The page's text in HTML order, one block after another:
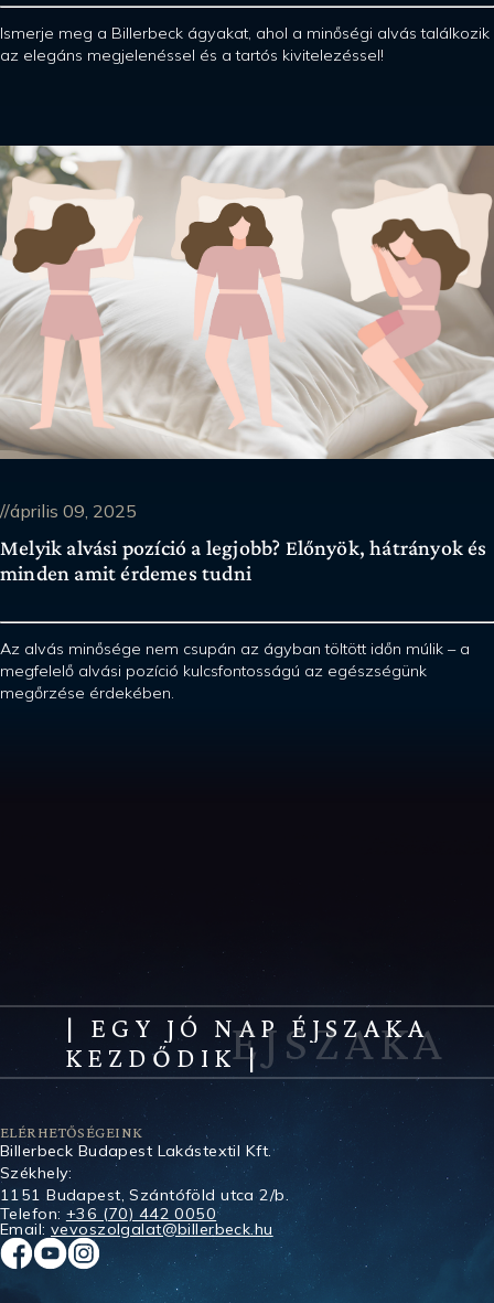
Ismerje meg a Billerbeck ágyakat, ahol a minőségi alvás találkozik
az elegáns megjelenéssel és a tartós kivitelezéssel!
//április 09, 2025
Melyik alvási pozíció a legjobb? Előnyök, hátrányok és
minden amit érdemes tudni
Az alvás minősége nem csupán az ágyban töltött időn múlik – a
megfelelő alvási pozíció kulcsfontosságú az egészségünk
megőrzése érdekében.
| EGY JÓ NAP ÉJSZAKA
KEZDŐDIK |
ELÉRHETŐSÉGEINK
Billerbeck Budapest Lakástextil Kft.
Székhely:
1151 Budapest, Szántóföld utca 2/b.
Telefon: +36 (70) 442 0050
Email:vevoszolgalat@billerbeck.hu